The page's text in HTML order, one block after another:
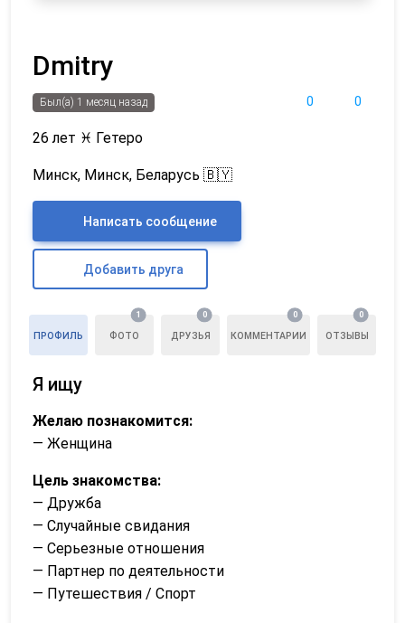
Dmitry
0 0
Был(а) 1 месяц назад
26 лет ♓ Гетеро
Минск, Минск, Беларусь 🇧🇾
Написать сообщение
Добавить друга
ПРОФИЛЬ ФОТО
1
ДРУЗЬЯ
0
КОММЕНТАРИИ
0
ОТЗЫВЫ
0
Я ищу
Желаю познакомится:
— Женщина
Цель знакомства:
— Дружба
— Случайные свидания
— Серьезные отношения
— Партнер по деятельности
— Путешествия / Спорт